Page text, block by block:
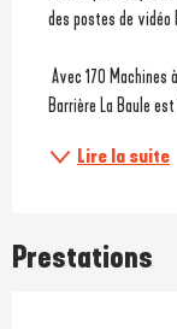
des postes de vidéo
Barrière La Baule
Lire la suite
Prestations